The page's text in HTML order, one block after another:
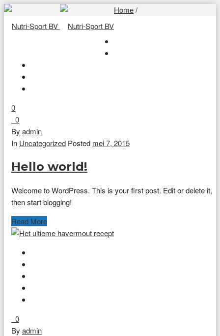
Home/
0
0
By admin
In Uncategorized Posted mei 7, 2015
Hello world!
Welcome to WordPress. This is your first post. Edit or delete it,
then start blogging!
Read More
0
By admin